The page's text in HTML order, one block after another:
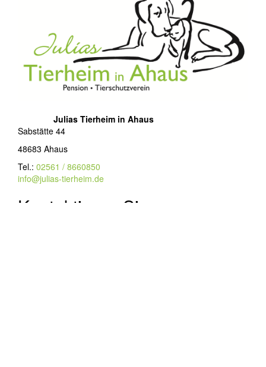
Julias Tierheim in Ahaus
Sabstätte 44
48683 Ahaus
Tel.: 02561 / 8660850
info@julias-tierheim.de
Kontaktieren Sie uns